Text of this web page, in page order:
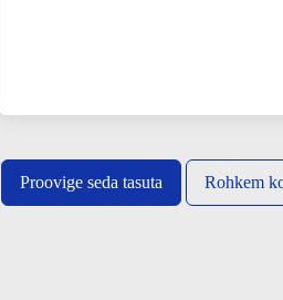
Proovige seda tasuta Rohkem